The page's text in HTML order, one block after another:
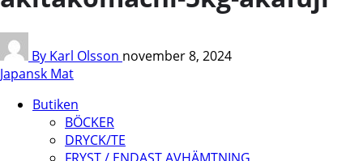
By Karl Olsson november 8, 2024
Japansk Mat
Butiken
BÖCKER
DRYCK/TE